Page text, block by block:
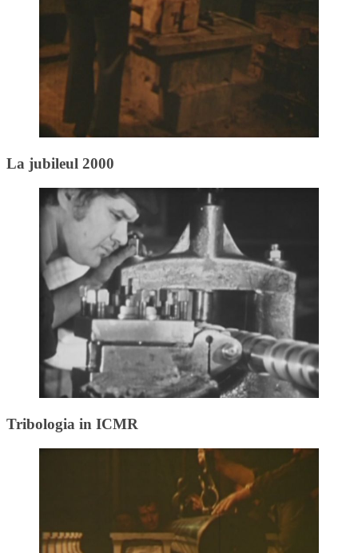
La jubileul 2000
Tribologia in ICMR